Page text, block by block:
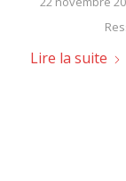
Lire la suite